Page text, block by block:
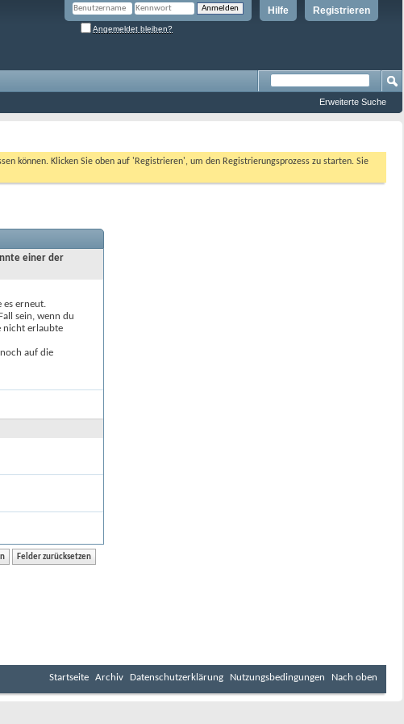
Registrieren
Hilfe
Angemeldet bleiben?
Erweiterte Suche
können. Klicken Sie oben auf 'Registrieren', um den Registrierungsprozess zu starten. Sie
einer der
es erneut.
sein, wenn du
nicht erlaubte
auf die
Startseite Archiv Datenschutzerklärung Nutzungsbedingungen Nach oben